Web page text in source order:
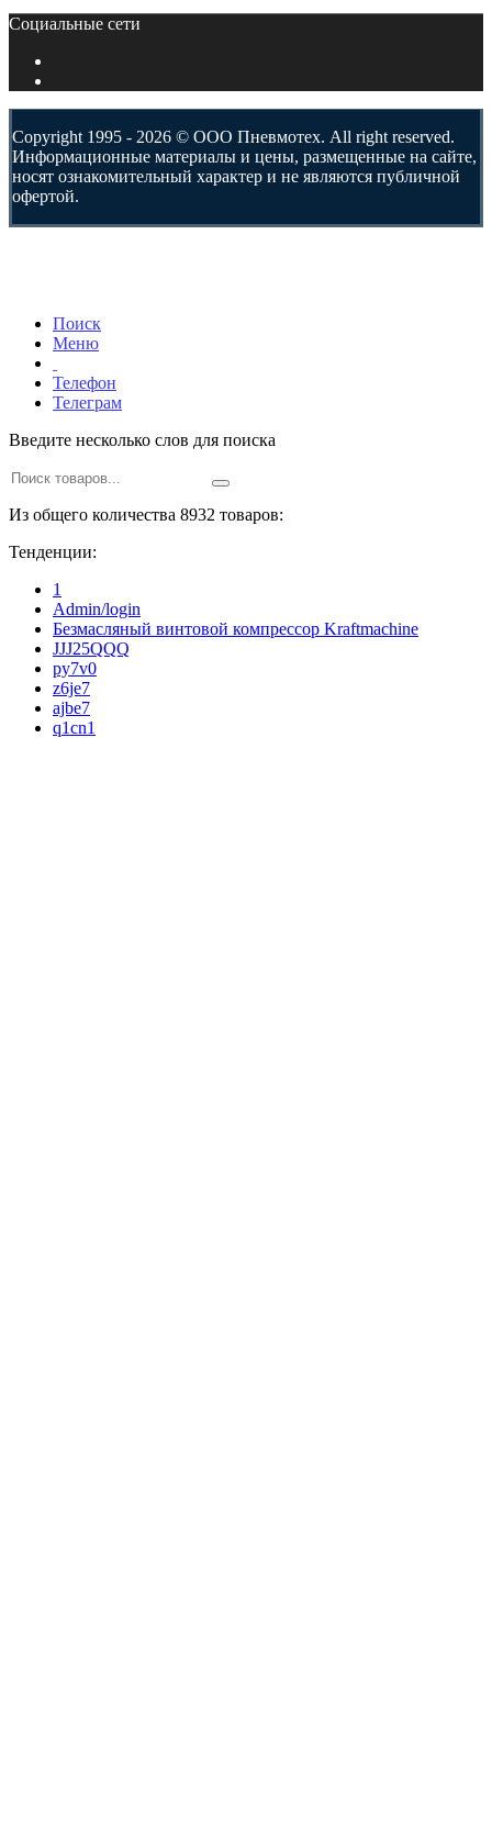
Социальные сети
Copyright 1995 - 2026 © ООО Пневмотех. All right reserved.
Информационные материалы и цены, размещенные на сайте,
носят ознакомительный характер и не являются публичной
офертой.
Поиск
Меню
Телефон
Телеграм
Введите несколько слов для поиска
Из общего количества 8932 товаров:
Тенденции:
1
Admin/login
Безмасляный винтовой компрессор Kraftmaсhine
JJJ25QQQ
py7v0
z6je7
ajbe7
q1cn1